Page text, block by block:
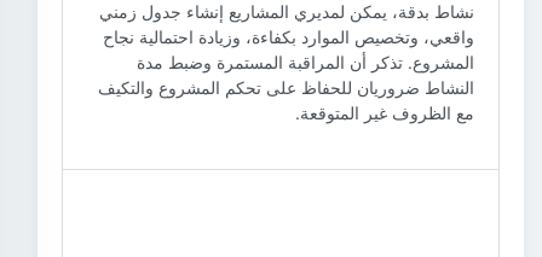
نشاط بدقة، يمكن لمديري المشاريع إنشاء جدول زمني
واقعي، وتخصيص الموارد بكفاءة، وزيادة احتمالية نجاح
المشروع. تذكر أن المراقبة المستمرة وضبط مدة
النشاط ضروريان للحفاظ على تحكم المشروع والتكيف
مع الظروف غير المتوقعة.